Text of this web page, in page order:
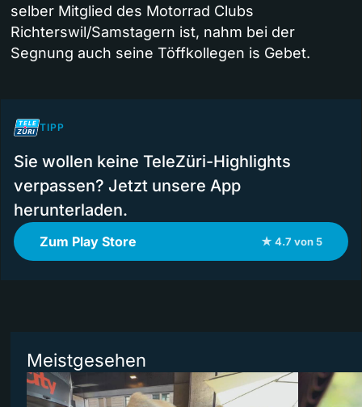
selber Mitglied des Motorrad Clubs
Richterswil/Samstagern ist, nahm bei der
Segnung auch seine Töffkollegen is Gebet.
TIPP
Sie wollen keine TeleZüri-Highlights
verpassen? Jetzt unsere App
herunterladen.
Zum Play Store ★ 4.7 von 5
Meistgesehen